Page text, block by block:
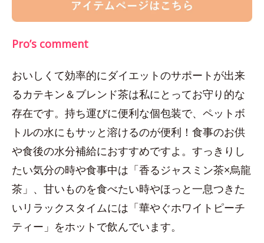
Pro’s comment
おいしくて効率的にダイエットのサポートが出来
るカテキン＆ブレンド茶は私にとってお守り的な
存在です。持ち運びに便利な個包装で、ペットボ
トルの水にもサッと溶けるのが便利！食事のお供
や食後の水分補給におすすめですよ。すっきりし
たい気分の時や食事中は「香るジャスミン茶×烏龍
茶」、甘いものを食べたい時やほっと一息つきた
いリラックスタイムには「華やぐホワイトピーチ
ティー」をホットで飲んでいます。